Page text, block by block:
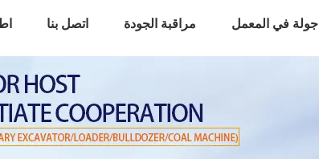
جولة في المعمل مراقبة الجودة اتصل بنا